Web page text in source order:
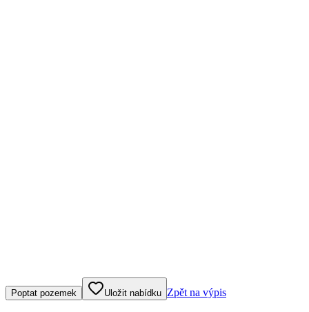
Klepněte nebo klikněte pro ovládání mapy
Poptat pozemek Uložit nabídku Zpět na výpis